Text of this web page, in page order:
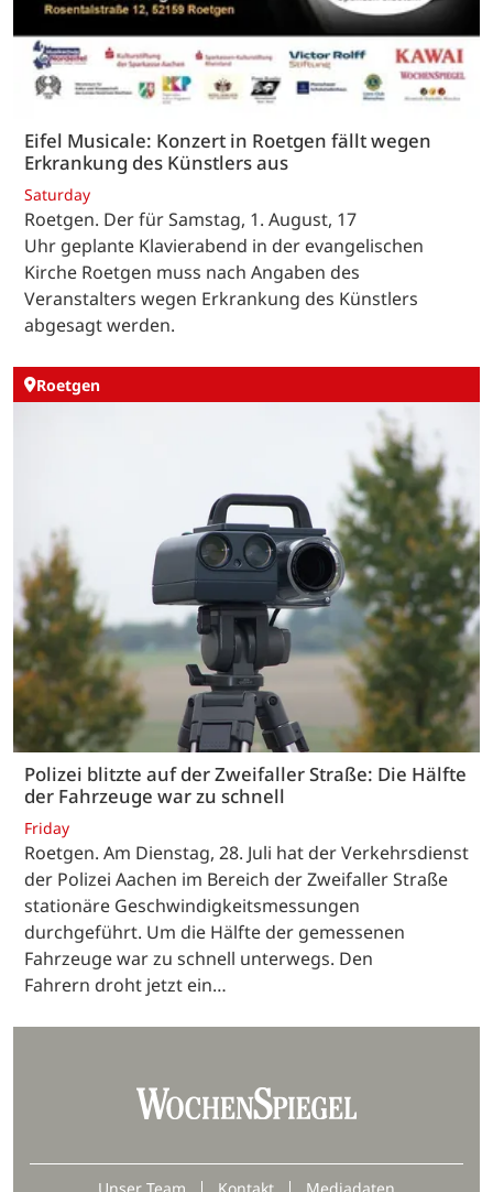
Eifel Musicale: Konzert in Roetgen fällt wegen
Erkrankung des Künstlers aus
Saturday
Roetgen. Der für Samstag, 1. August, 17
Uhr geplante Klavierabend in der evangelischen
Kirche Roetgen muss nach Angaben des
Veranstalters wegen Erkrankung des Künstlers
abgesagt werden.
Roetgen
Polizei blitzte auf der Zweifaller Straße: Die Hälfte
der Fahrzeuge war zu schnell
Friday
Roetgen. Am Dienstag, 28. Juli hat der Verkehrsdienst
der Polizei Aachen im Bereich der Zweifaller Straße
stationäre Geschwindigkeitsmessungen
durchgeführt. Um die Hälfte der gemessenen
Fahrzeuge war zu schnell unterwegs. Den
Fahrern droht jetzt ein…